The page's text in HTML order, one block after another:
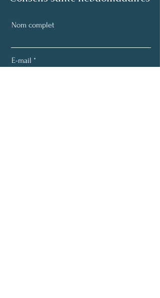
Nom complet
E-mail